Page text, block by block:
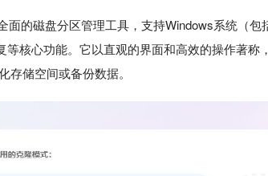
的磁盘分区管理工具，支持Windows系统（包
等核心功能。它以直观的界面和高效的操作著
储空间或备份数据。